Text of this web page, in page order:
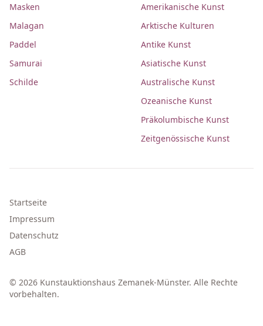
Masken
Malagan
Paddel
Samurai
Schilde
Amerikanische Kunst
Arktische Kulturen
Antike Kunst
Asiatische Kunst
Australische Kunst
Ozeanische Kunst
Präkolumbische Kunst
Zeitgenössische Kunst
Startseite
Impressum
Datenschutz
AGB
© 2026 Kunstauktionshaus Zemanek-Münster. Alle Rechte
vorbehalten.